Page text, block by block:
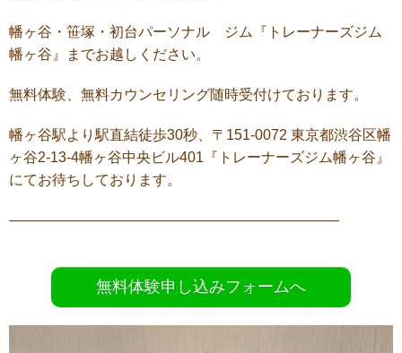
幡ヶ谷・笹塚・初台パーソナル ジム『トレーナーズジム
幡ヶ谷』までお越しください。
無料体験、無料カウンセリング随時受付けております。
幡ヶ谷駅より駅直結徒歩30秒、〒151-0072 東京都渋谷区幡
ヶ谷2-13-4幡ヶ谷中央ビル401『トレーナーズジム幡ヶ谷』
にてお待ちしております。
———————————————————————
無料体験申し込みフォームへ